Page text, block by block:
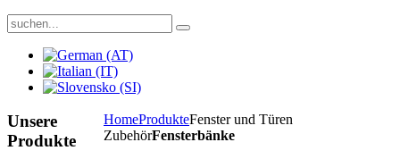
HomeProdukteFenster und Türen
ZubehörFensterbänke
Unsere
Produkte